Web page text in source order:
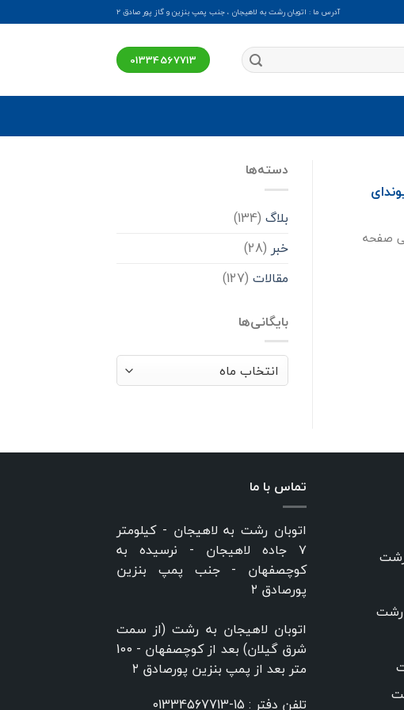
آدرس ما : اتوبان رشت به لاهیجان ، جنب پمپ بنزین و گاز پور صادق ۲
01334567713
صفحه
دسته‌ها
بلاگ (134)
خبر (28)
مقالات (127)
بایگانی‌ها
بایگانی‌ها
رشت
تماس با ما
اتوبان رشت به لاهیجان - کیلومتر
۷ جاده لاهیجان - نرسیده به
کوچصفهان - جنب پمپ بنزین
پورصادق ۲
اتوبان لاهیجان به رشت (از سمت
شرق گیلان) بعد از کوچصفهان - 100
متر بعد از پمپ بنزین پورصادق ۲
تلفن دفتر : 15-01334567713